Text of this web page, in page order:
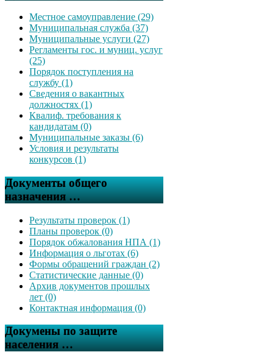
Местное самоуправление (29)
Муниципальная служба (37)
Муниципальные услуги (27)
Регламенты гос. и муниц. услуг
(25)
Порядок поступления на
службу (1)
Сведения о вакантных
должностях (1)
Квалиф. требования к
кандидатам (0)
Муниципальные заказы (6)
Условия и результаты
конкурсов (1)
Документы общего
назначения …
Результаты проверок (1)
Планы проверок (0)
Порядок обжалования НПА (1)
Информация о льготах (6)
Формы обращений граждан (2)
Статистические данные (0)
Архив документов прошлых
лет (0)
Контактная информация (0)
Докумены по защите
населения …